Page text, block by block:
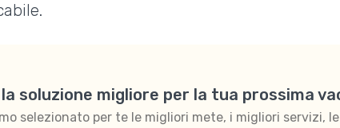
soluzione migliore per la tua prossima
selezionato per te le migliori mete, i migliori servizi,